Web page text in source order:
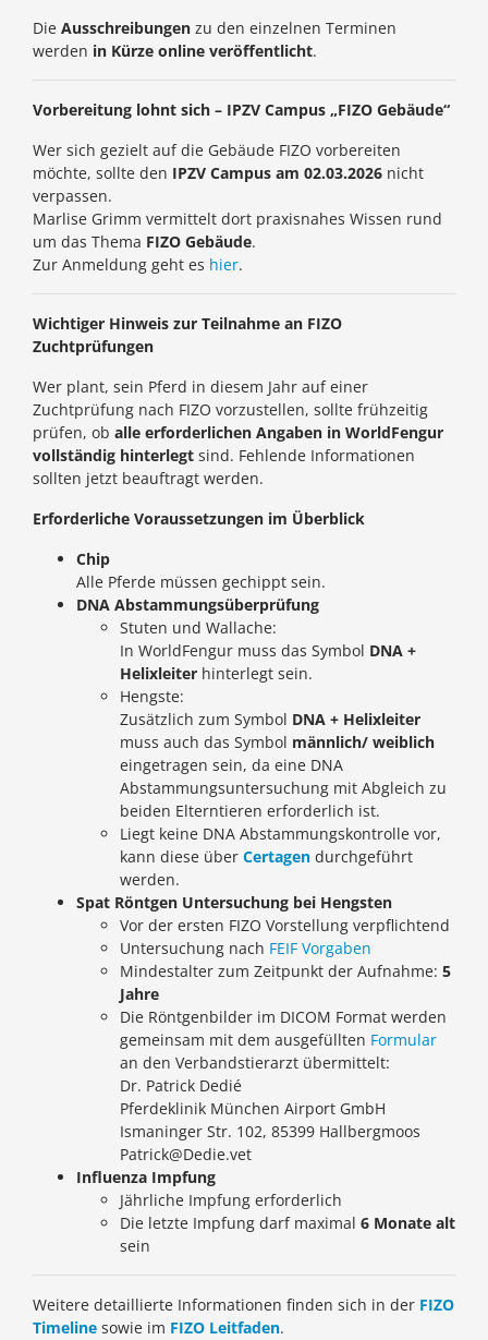
Die Ausschreibungen zu den einzelnen Terminen
werden in Kürze online veröffentlicht.
Vorbereitung lohnt sich – IPZV Campus „FIZO Gebäude“
Wer sich gezielt auf die Gebäude FIZO vorbereiten
möchte, sollte den IPZV Campus am 02.03.2026 nicht
verpassen.
Marlise Grimm vermittelt dort praxisnahes Wissen rund
um das Thema FIZO Gebäude.
Zur Anmeldung geht es hier.
Wichtiger Hinweis zur Teilnahme an FIZO
Zuchtprüfungen
Wer plant, sein Pferd in diesem Jahr auf einer
Zuchtprüfung nach FIZO vorzustellen, sollte frühzeitig
prüfen, ob alle erforderlichen Angaben in WorldFengur
vollständig hinterlegt sind. Fehlende Informationen
sollten jetzt beauftragt werden.
Erforderliche Voraussetzungen im Überblick
Chip
Alle Pferde müssen gechippt sein.
DNA Abstammungsüberprüfung
Stuten und Wallache:
In WorldFengur muss das Symbol DNA +
Helixleiter hinterlegt sein.
Hengste:
Zusätzlich zum Symbol DNA + Helixleiter
muss auch das Symbol männlich/ weiblich
eingetragen sein, da eine DNA
Abstammungsuntersuchung mit Abgleich zu
beiden Elterntieren erforderlich ist.
Liegt keine DNA Abstammungskontrolle vor,
kann diese über Certagen durchgeführt
werden.
Spat Röntgen Untersuchung bei Hengsten
Vor der ersten FIZO Vorstellung verpflichtend
Untersuchung nach FEIF Vorgaben
Mindestalter zum Zeitpunkt der Aufnahme: 5
Jahre
Die Röntgenbilder im DICOM Format werden
gemeinsam mit dem ausgefüllten Formular
an den Verbandstierarzt übermittelt:
Dr. Patrick Dedié
Pferdeklinik München Airport GmbH
Ismaninger Str. 102, 85399 Hallbergmoos
Patrick@Dedie.vet
Influenza Impfung
Jährliche Impfung erforderlich
Die letzte Impfung darf maximal 6 Monate alt
sein
Weitere detaillierte Informationen finden sich in der FIZO
Timeline sowie im FIZO Leitfaden.